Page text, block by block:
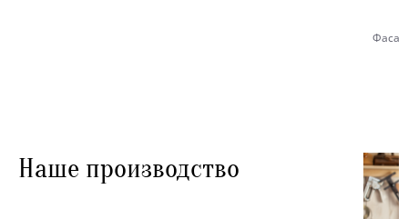
Наше производство